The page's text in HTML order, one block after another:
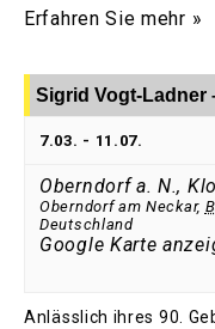
Erfahren Sie mehr »
Sigrid Vogt-Ladner
7.03. - 11.07.
Oberndorf a. N.,
Oberndorf am Neckar,
Deutschland
Google Karte
Anlässlich ihres 90.